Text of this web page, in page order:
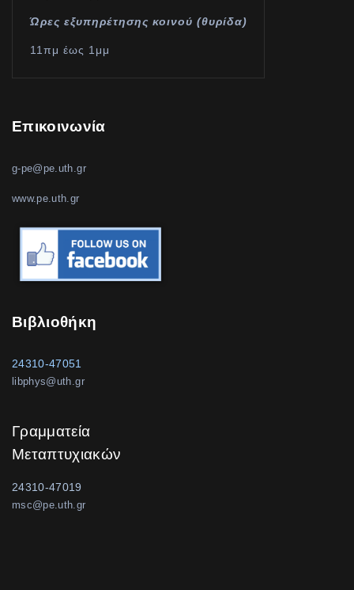
Ώρες εξυπηρέτησης κοινού (θυρίδα)
11πμ έως 1μμ
Επικοινωνία
g-pe@pe.uth.gr
www.pe.uth.gr
Βιβλιοθήκη
24310-47051
libphys@uth.gr
Γραμματεία
Μεταπτυχιακών
24310-47019
msc@pe.uth.gr